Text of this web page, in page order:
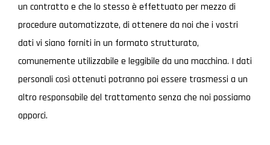
un contratto e che lo stesso è effettuato per mezzo di
procedure automatizzate, di ottenere da noi che i vostri
dati vi siano forniti in un formato strutturato,
comunemente utilizzabile e leggibile da una macchina. I dati
personali così ottenuti potranno poi essere trasmessi a un
altro responsabile del trattamento senza che noi possiamo
opporci.